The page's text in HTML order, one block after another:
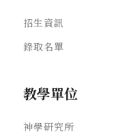
招生資訊
錄取名單
教學單位
神學研究所